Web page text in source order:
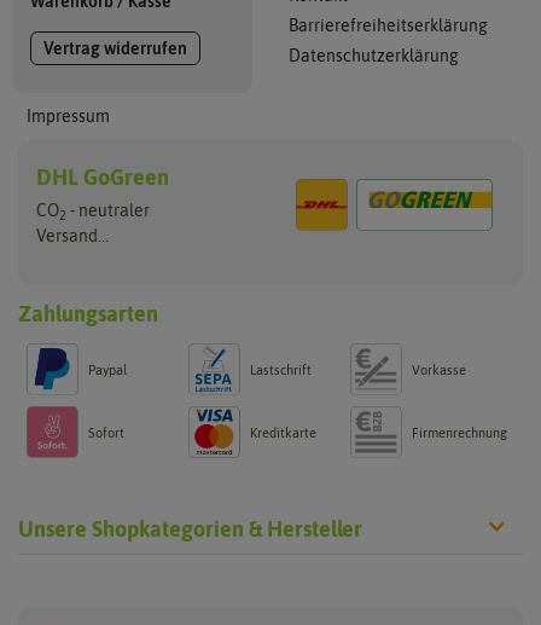
Vertrag widerrufen
Impressum
Barrierefreiheitserklärung
Datenschutzerklärung
DHL GoGreen
CO2 - neutraler
Versand...
Zahlungsarten
Paypal Lastschrift Vorkasse
Sofort Kreditkarte Firmenrechnung
Unsere Shopkategorien & Hersteller